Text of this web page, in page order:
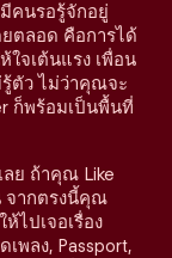
คนรอรู้จักอยู่
ตลอด คือการได้
จเต้นแรง เพื่อน
ตัว ไม่ว่าคุณจะ
ก็พร้อมเป็นพื้นที่
ลย ถ้าคุณ Like
จากตรงนี้คุณ
ไปเจอเรื่อง
พลง, Passport,